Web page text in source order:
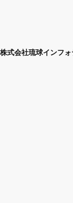
株式会社琉球インフォ